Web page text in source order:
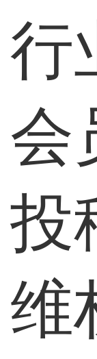
行
会
投
维